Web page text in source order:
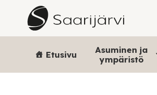
Skip to content
Etusivu
Asuminen ja
ympäristö